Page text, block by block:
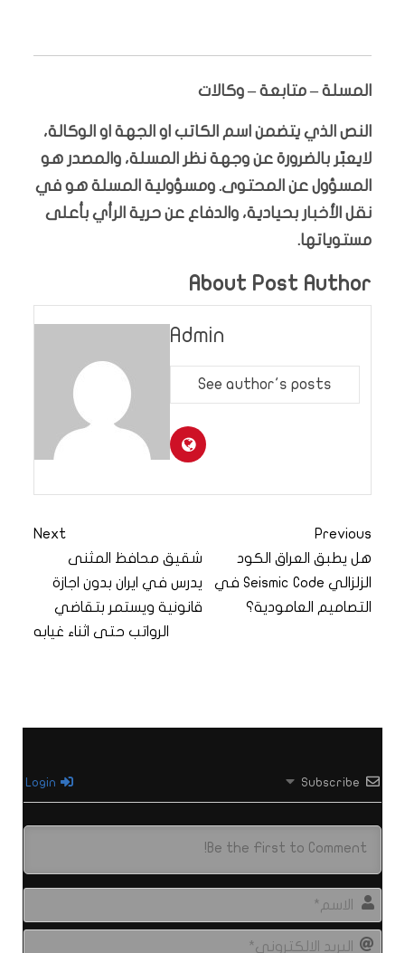
المسلة – متابعة – وكالات
النص الذي يتضمن اسم الكاتب او الجهة او الوكالة،
لايعبّر بالضرورة عن وجهة نظر المسلة، والمصدر هو
المسؤول عن المحتوى. ومسؤولية المسلة هو في
نقل الأخبار بحيادية، والدفاع عن حرية الرأي بأعلى
مستوياتها.
About Post Author
Admin
See author's posts
Previous
هل يطبق العراق الكود
الزلزالي Seismic Code في
التصاميم العامودية؟
Next
شقيق محافظ المثنى
يدرس في ايران بدون اجازة
قانونية ويستمر بتقاضي
الرواتب حتى اثناء غيابه
Subscribe